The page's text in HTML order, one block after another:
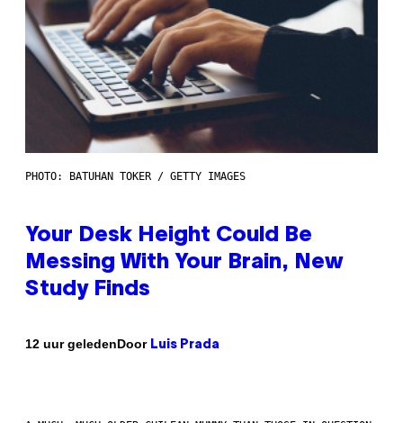
PHOTO: BATUHAN TOKER / GETTY IMAGES
Your Desk Height Could Be
Messing With Your Brain, New
Study Finds
12 uur geledenDoor Luis Prada